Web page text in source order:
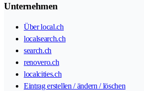
Unternehmen
Über local.ch
localsearch.ch
search.ch
renovero.ch
localcities.ch
Eintrag erstellen / ändern / löschen